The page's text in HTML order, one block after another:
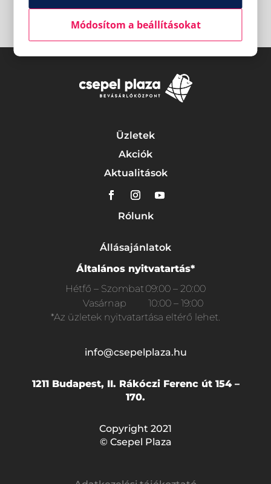
Üzletek
Akciók
Aktualitások
Rólunk
Állásajánlatok
Általános nyitvatartás*
Hétfő – Szombat09:00 – 20:00
Vasárnap
10:00 – 19:00
*Az üzletek nyitvatartása eltérő lehet.
info@csepelplaza.hu
1211 Budapest, II. Rákóczi Ferenc út 154 –
170.
Copyright 2021
© Csepel Plaza
Módosítom a beállításokat